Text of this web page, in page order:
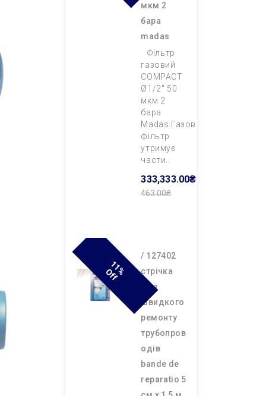
мкм 2
бара
madas
Фільтр
газовий
COMPACT
Ø1/2″ 50
мкм 2
бара
Madas.Газовий
фільтр
утримує
части..
333,333.00₴
463.00₴
1
1
% O
F
F
/ 127402
cтрічка
для
швидкого
ремонту
трубопров
одів
bande de
reparatio 5